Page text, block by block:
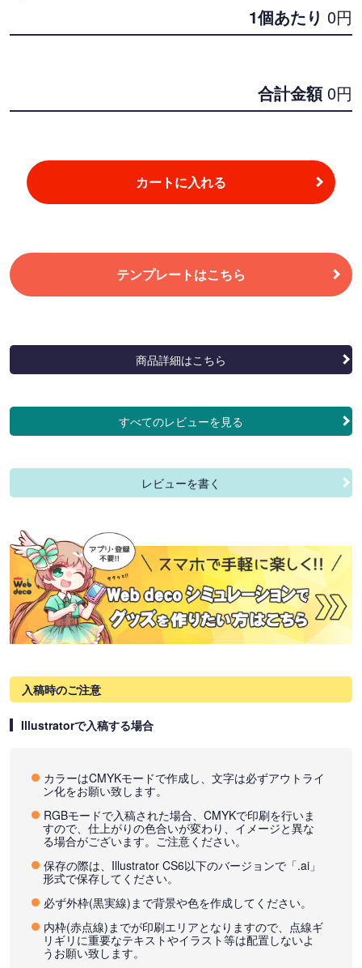
1個あたり 0円
合計金額 0円
カートに入れる
テンプレートはこちら
商品詳細はこちら
すべてのレビューを見る
レビューを書く
入稿時のご注意
Illustratorで入稿する場合
カラーはCMYKモードで作成し、文字は必ずアウトライ
ン化をお願い致します。
RGBモードで入稿された場合、CMYKで印刷を行いま
すので、仕上がりの色合いが変わり、イメージと異な
る場合がございます。ご注意ください。
保存の際は、Illustrator CS6以下のバージョンで「.ai」
形式で保存してください。
必ず外枠(黒実線)まで背景や色を作成してください。
内枠(赤点線)までが印刷エリアとなりますので、点線ギ
リギリに重要なテキストやイラスト等は配置しないよ
うお願い致します。